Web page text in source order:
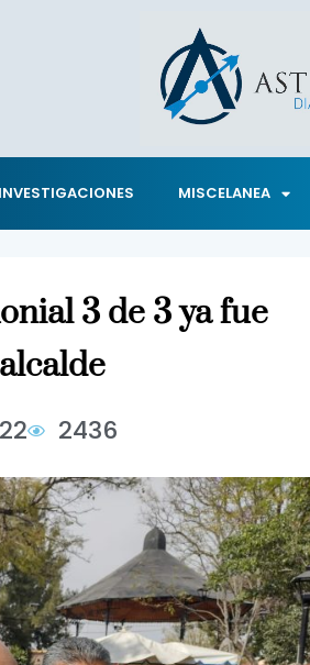
INVESTIGACIONES MISCELANEA
3 de 3 ya fue
2436